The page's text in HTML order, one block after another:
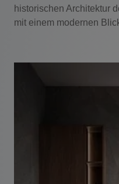
historischen Architektur
mit einem modernen